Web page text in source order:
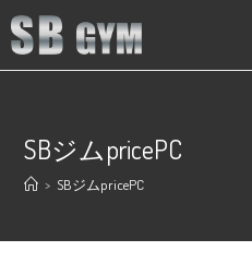
SBジムpricePC
> SBジムpricePC